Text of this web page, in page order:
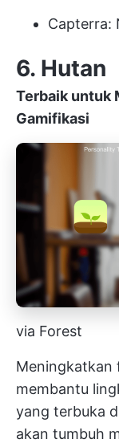
Capterra:
6. Hutan
Terbaik untuk
Gamifikasi
via Forest
Meningkatkan
membantu
yang terbuka
akan tumbuh